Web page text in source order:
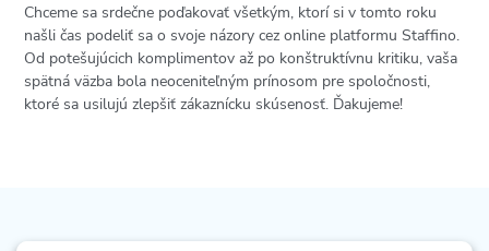
Chceme sa srdečne poďakovať všetkým, ktorí si v tomto roku
našli čas podeliť sa o svoje názory cez online platformu Staffino.
Od potešujúcich komplimentov až po konštruktívnu kritiku, vaša
spätná väzba bola neoceniteľným prínosom pre spoločnosti,
ktoré sa usilujú zlepšiť zákaznícku skúsenosť. Ďakujeme!